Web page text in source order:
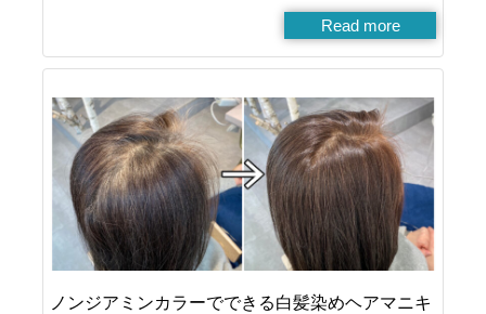
Read more
ノンジアミンカラーでできる白髪染めヘアマニキ